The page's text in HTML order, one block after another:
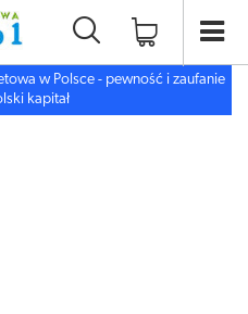
w Polsce - pewność i zaufanie
kapitał